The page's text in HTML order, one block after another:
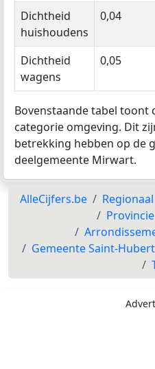
Dichtheid
huishoudens
0,04
Dichtheid
wagens
0,05
Bovenstaande tabel toont
categorie omgeving. Dit
betrekking hebben op de
deelgemeente Mirwart.
AlleCijfers.be Regionaal
Gemeente Saint-Hubert